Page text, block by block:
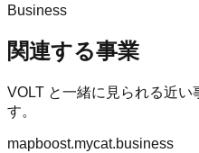
Business
関連する事業
VOLT と一緒に見られる近い
す。
mapboost.mycat.business